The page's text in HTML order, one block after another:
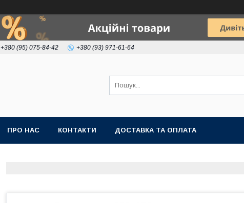
+380 (95) 075-84-42 +380 (93) 971-61-64
ПРО НАС КОНТАКТИ ДОСТАВКА ТА ОПЛАТА